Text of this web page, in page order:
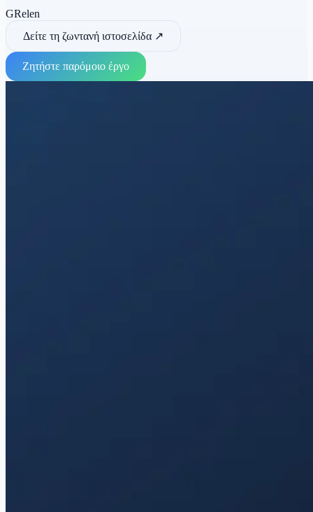
GRelen
Δείτε τη ζωντανή ιστοσελίδα ↗
Ζητήστε παρόμοιο έργο